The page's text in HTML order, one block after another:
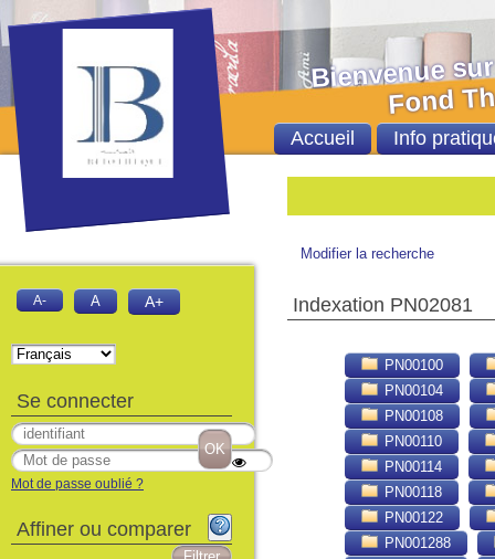
Modifier la recherche
Indexation PN02081
PN00100
PN00104
PN00108
PN00110
PN00114
PN00118
PN00122
PN001288
Bienvenue sur
Fond Thèses
Accueil Info
A- A A+
Se connecter
Mot de passe oublié ?
Affiner ou comparer